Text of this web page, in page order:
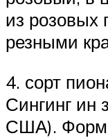
из розовых
резными
4. сорт
Сингинг ин
США).